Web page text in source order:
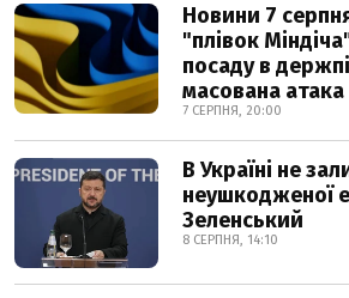
Новини 7
"плівок
посаду в
масована
7 СЕРПНЯ, 20:00
В Україні не
неушкодженої
Зеленський
8 СЕРПНЯ, 14:10